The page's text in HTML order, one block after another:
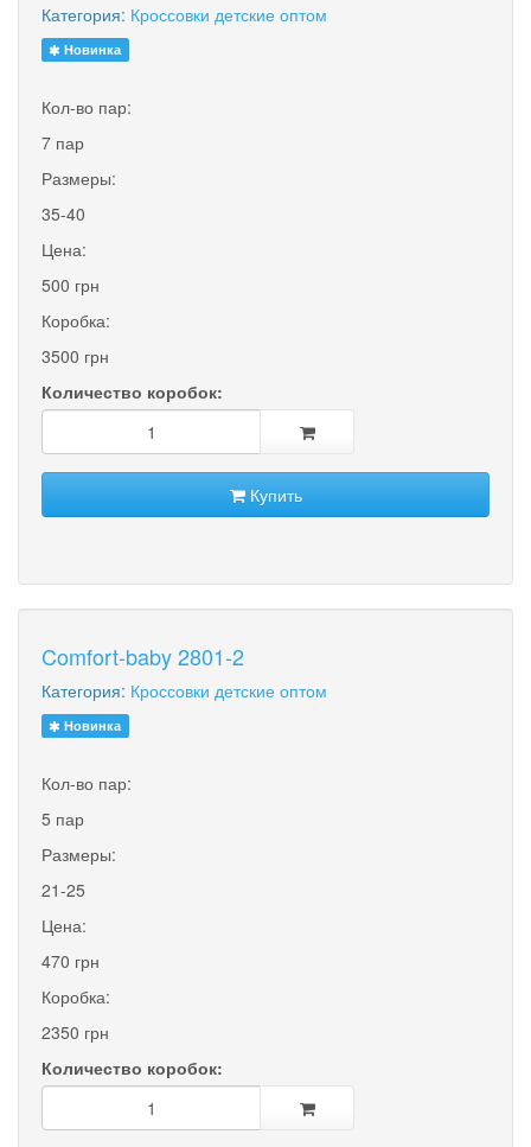
Категория: Кроссовки детские оптом
Новинка
Кол-во пар:
7 пар
Размеры:
35-40
Цена:
500 грн
Коробка:
3500 грн
Количество коробок:
Купить
Comfort-baby 2801-2
Категория: Кроссовки детские оптом
Новинка
Кол-во пар:
5 пар
Размеры:
21-25
Цена:
470 грн
Коробка:
2350 грн
Количество коробок: